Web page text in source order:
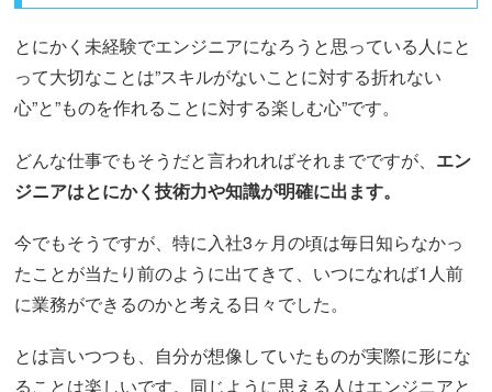
とにかく未経験でエンジニアになろうと思っている人にと
って大切なことは”スキルがないことに対する折れない
心”と”ものを作れることに対する楽しむ心”です。
どんな仕事でもそうだと言われればそれまでですが、 エン
ジニアはとにかく技術力や知識が明確に出ます。
今でもそうですが、特に入社3ヶ月の頃は毎日知らなかっ
たことが当たり前のように出てきて、いつになれば1人前
に業務ができるのかと考える日々でした。
とは言いつつも、自分が想像していたものが実際に形にな
ることは楽しいです。同じように思える人はエンジニアと